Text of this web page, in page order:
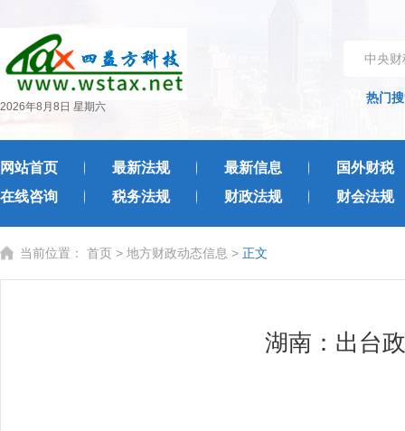
2026年8月8日 星期六
中央
热门
网站首页 最新法规 最新信息
国外财税
在线咨询
税务法规 财政法规 财会法规
当前位置： 首页 > 地方财政动态信息 > 正文
湖南：出台